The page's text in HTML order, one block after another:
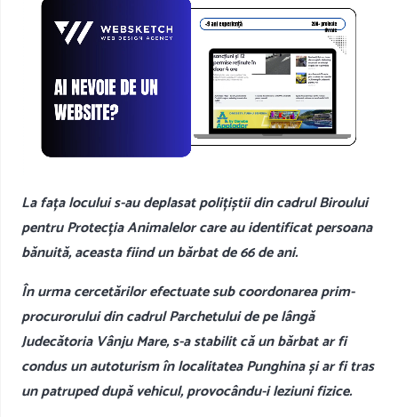
La fața locului s-au deplasat polițiștii din cadrul Biroului
pentru Protecția Animalelor care au identificat persoana
bănuită, aceasta fiind un bărbat de 66 de ani.
În urma cercetărilor efectuate sub coordonarea prim-
procurorului din cadrul Parchetului de pe lângă
Judecătoria Vânju Mare, s-a stabilit că un bărbat ar fi
condus un autoturism în localitatea Punghina și ar fi tras
un patruped după vehicul, provocându-i leziuni fizice.